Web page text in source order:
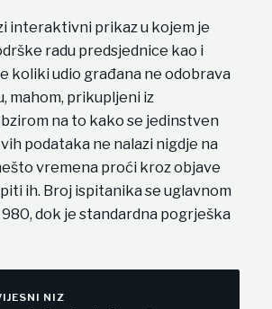
interaktivni prikaz u kojem je
radu predsjednice kao i
koliki udio građana ne odobrava
mahom, prikupljeni iz
na to kako se jedinstven
podataka ne nalazi nigdje na
vremena proći kroz objave
ih. Broj ispitanika se uglavnom
dok je standardna pogrješka
NIZ